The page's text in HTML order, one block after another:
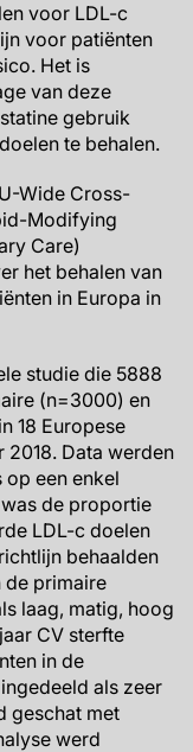
voor LDL-c
voor patiënten
Het is
van deze
gebruik
te behalen.
Wide Cross-
Modifying
Care)
het behalen van
in Europa in
studie die 5888
(n=3000) en
18 Europese
2018. Data werden
een enkel
de proportie
LDL-c doelen
behaalden
de primaire
laag, matig, hoog
CV sterfte
in de
als zeer
geschat met
werd